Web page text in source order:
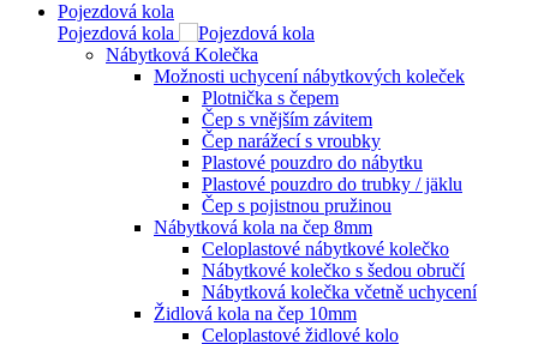
Pojezdová kola
Pojezdová kola
Nábytková Kolečka
Možnosti uchycení nábytkových koleček
Plotnička s čepem
Čep s vnějším závitem
Čep narážecí s vroubky
Plastové pouzdro do nábytku
Plastové pouzdro do trubky / jäklu
Čep s pojistnou pružinou
Nábytková kola na čep 8mm
Celoplastové nábytkové kolečko
Nábytkové kolečko s šedou obručí
Nábytková kolečka včetně uchycení
Židlová kola na čep 10mm
Celoplastové židlové kolo